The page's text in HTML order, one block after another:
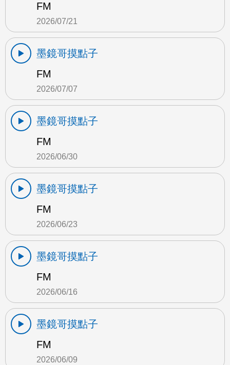
FM
2026/07/21
墨鏡哥摸點子
FM
2026/07/07
墨鏡哥摸點子
FM
2026/06/30
墨鏡哥摸點子
FM
2026/06/23
墨鏡哥摸點子
FM
2026/06/16
墨鏡哥摸點子
FM
2026/06/09